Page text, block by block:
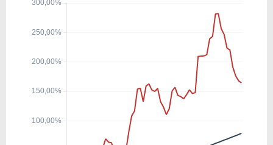
CURY3
RIAA3
1,48 28,35%